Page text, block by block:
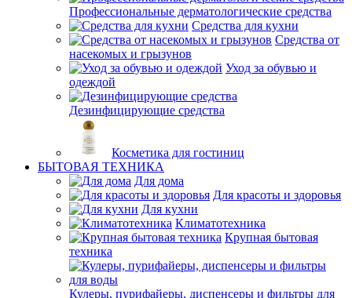
Профессиональные дерматологические средства
Средства для кухни
Средства от
насекомых и грызунов
Уход за обувью и
одеждой
Дезинфицирующие средства
Косметика для гостиниц
БЫТОВАЯ ТЕХНИКА
Для дома
Для красоты и здоровья
Для кухни
Климатотехника
Крупная бытовая
техника
Кулеры, пурифайеры, диспенсеры и фильтры для